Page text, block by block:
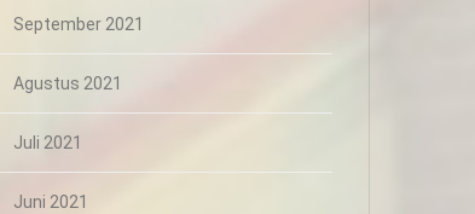
September 2021
Agustus 2021
Juli 2021
Juni 2021